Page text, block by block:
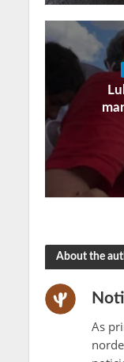
About the
As